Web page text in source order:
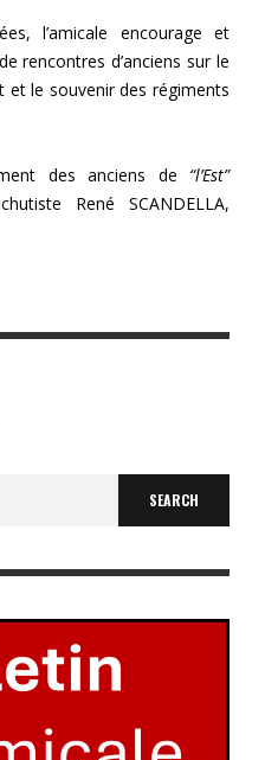
l’amicale encourage et
rencontres d’anciens sur le
et le souvenir des régiments
des anciens de “l’Est”
René SCANDELLA,